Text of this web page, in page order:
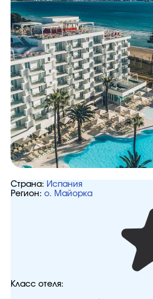
Страна: Испания
Регион: о. Майорка
Класс отеля: